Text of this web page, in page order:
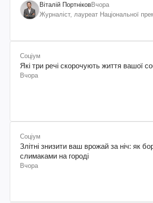
Віталій ПортніковВчора
Журналіст, лауреат Національної
Соціум
Які три речі скорочують життя вашої
Вчора
Соціум
Злітні знизити ваш врожай за ніч: як
слимаками на городі
Вчора